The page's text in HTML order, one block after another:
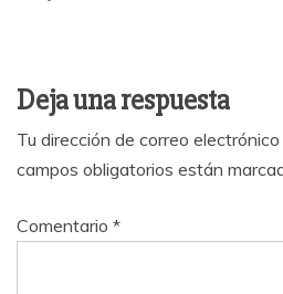
Deja una respuesta
Tu dirección de correo electrónico
campos obligatorios están
Comentario *